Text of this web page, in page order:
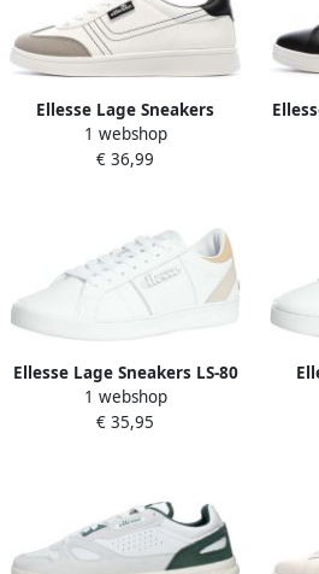
Ellesse Lage Sneakers
Catarina
1 webshop
€ 36,99
Ellesse Lage Sneakers LS-80
lederen sneakers
1 webshop
€ 35,95